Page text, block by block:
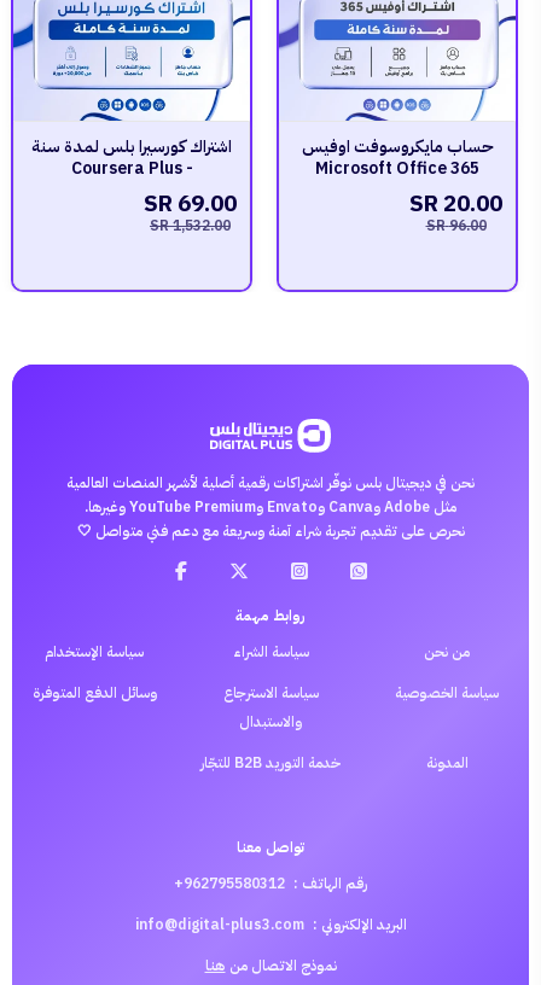
حساب مايكروسوفت اوفيس
Microsoft Office 365
20.00 SR
96.00 SR
اشتراك كورسيرا بلس لمدة سنة
- Coursera Plus
69.00 SR
1,532.00 SR
نحن في ديجيتال بلس نوفّر اشتراكات رقمية أصلية لأشهر المنصات العالمية
مثل Adobe وCanva وEnvato وYouTube Premium وغيرها.
نحرص على تقديم تجربة شراء آمنة وسريعة مع دعم فني متواصل 🤍
روابط مهمة
من نحن
سياسة الشراء
سياسة الإستخدام
سياسة الخصوصية
سياسة الاسترجاع
والاستبدال
وسائل الدفع المتوفرة
المدونة خدمة التوريد B2B للتجّار
تواصل معنا
رقم الهاتف : 962795580312+
البريد الإلكتروني : info@digital-plus3.com
نموذج الاتصال من هنا